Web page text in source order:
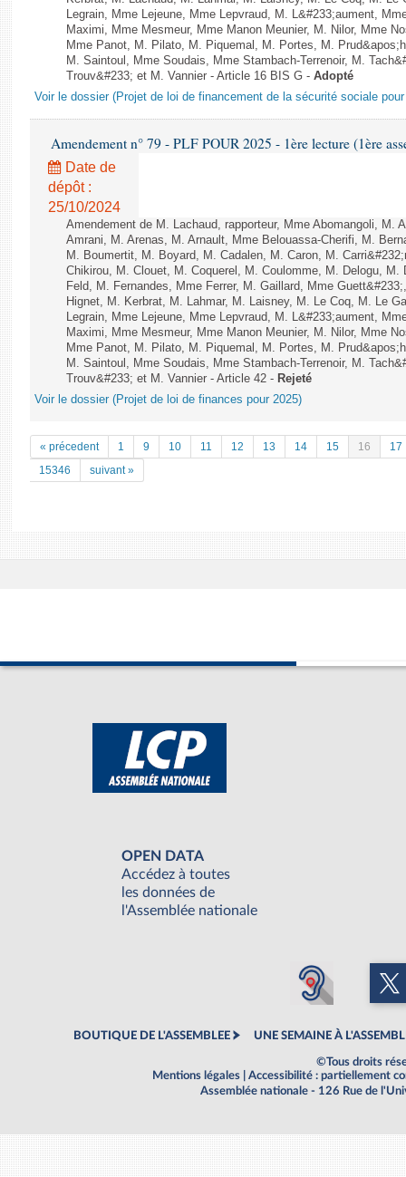
Legrain, Mme Lejeune, Mme Lepvraud, M. L&#233;aument,
Maximi, Mme Mesmeur, Mme Manon Meunier, M. Nilor, Mme
Mme Panot, M. Pilato, M. Piquemal, M. Portes, M.
M. Saintoul, Mme Soudais, Mme Stambach-Terrenoir, M.
Trouv&#233; et M. Vannier - Article 16 BIS G - Adopté
Voir le dossier (Projet de loi de financement de la sécurité sociale pour
Amendement n° 79 - PLF POUR 2025 - 1ère lecture (1ère
Date de
dépôt :
25/10/2024
Amendement de M. Lachaud, rapporteur, Mme Abomangoli, M.
Amrani, M. Arenas, M. Arnault, Mme Belouassa-Cherifi, M.
M. Boumertit, M. Boyard, M. Cadalen, M. Caron, M.
Chikirou, M. Clouet, M. Coquerel, M. Coulomme, M. Delogu, M.
Feld, M. Fernandes, Mme Ferrer, M. Gaillard, Mme
Hignet, M. Kerbrat, M. Lahmar, M. Laisney, M. Le Coq, M. Le
Legrain, Mme Lejeune, Mme Lepvraud, M. L&#233;aument,
Maximi, Mme Mesmeur, Mme Manon Meunier, M. Nilor, Mme
Mme Panot, M. Pilato, M. Piquemal, M. Portes, M.
M. Saintoul, Mme Soudais, Mme Stambach-Terrenoir, M.
Trouv&#233; et M. Vannier - Article 42 - Rejeté
Voir le dossier (Projet de loi de finances pour 2025)
« précedent 1 9 10 11 12 13 14 15 16
17
15346
suivant »
OPEN DATA
Accédez à toutes
les données de
l'Assemblée nationale
BOUTIQUE DE L'ASSEMBLEE UNE SEMAINE À
©Tous droits
Mentions légales
Accessibilité : partiellement
Assemblée nationale - 126 Rue de